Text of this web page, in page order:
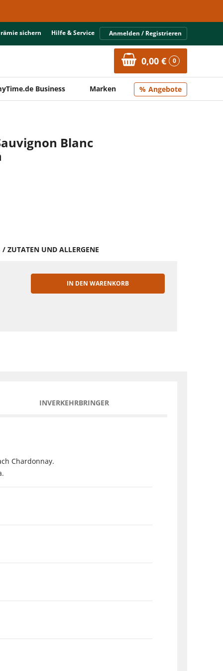
sichern Hilfe & Service Anmelden / Registrieren
0,00 € 0
Business Marken Angebote
Blanc
/ ZUTATEN UND ALLERGENE
IN DEN WARENKORB
INVERKEHRBRINGER
Chardonnay.